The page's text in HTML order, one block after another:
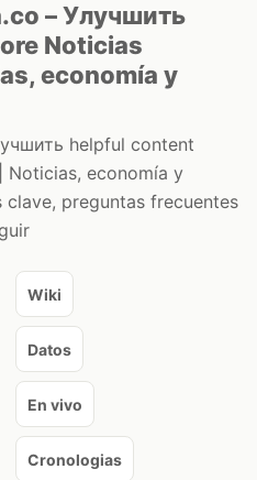
– Улучшить
Noticias
economía y
helpful content
Noticias, economía y
preguntas frecuentes
Wiki
Datos
En vivo
Cronologias